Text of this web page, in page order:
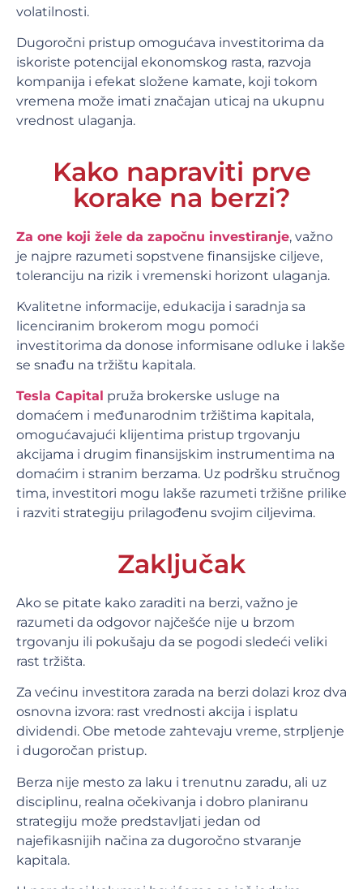
volatilnosti.
Dugoročni pristup omogućava investitorima da
iskoriste potencijal ekonomskog rasta, razvoja
kompanija i efekat složene kamate, koji tokom
vremena može imati značajan uticaj na ukupnu
vrednost ulaganja.
Kako napraviti prve
korake na berzi?
Za one koji žele da započnu investiranje, važno
je najpre razumeti sopstvene finansijske ciljeve,
toleranciju na rizik i vremenski horizont ulaganja.
Kvalitetne informacije, edukacija i saradnja sa
licenciranim brokerom mogu pomoći
investitorima da donose informisane odluke i lakše
se snađu na tržištu kapitala.
Tesla Capital pruža brokerske usluge na
domaćem i međunarodnim tržištima kapitala,
omogućavajući klijentima pristup trgovanju
akcijama i drugim finansijskim instrumentima na
domaćim i stranim berzama. Uz podršku stručnog
tima, investitori mogu lakše razumeti tržišne prilike
i razviti strategiju prilagođenu svojim ciljevima.
Zaključak
Ako se pitate kako zaraditi na berzi, važno je
razumeti da odgovor najčešće nije u brzom
trgovanju ili pokušaju da se pogodi sledeći veliki
rast tržišta.
Za većinu investitora zarada na berzi dolazi kroz dva
osnovna izvora: rast vrednosti akcija i isplatu
dividendi. Obe metode zahtevaju vreme, strpljenje
i dugoročan pristup.
Berza nije mesto za laku i trenutnu zaradu, ali uz
disciplinu, realna očekivanja i dobro planiranu
strategiju može predstavljati jedan od
najefikasnijih načina za dugoročno stvaranje
kapitala.